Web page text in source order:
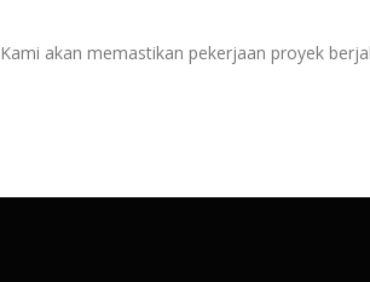
Kami akan memastikan pekerjaan proyek